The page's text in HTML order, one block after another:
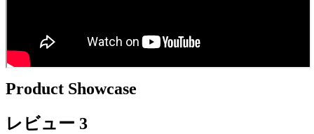
Product Showcase
レビュー 3